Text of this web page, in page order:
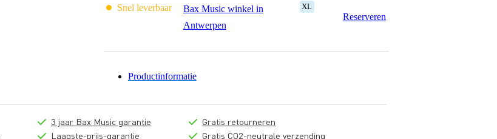
Snel leverbaar
Bax Music winkel in
Antwerpen
XL
Reserveren
Productinformatie
3 jaar Bax Music garantie
Laagste-prijs-garantie
Gratis retourneren
Gratis CO2-neutrale verzending